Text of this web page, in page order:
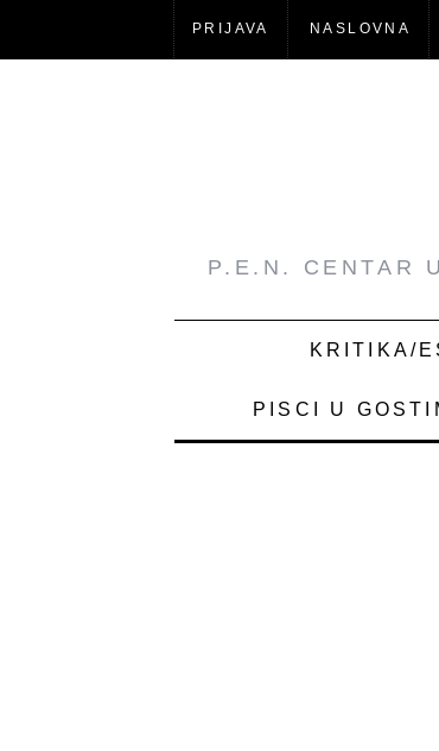
PRIJAVA NASLOVNA
P.E.N. CENTAR
KRITIKA/
PISCI U